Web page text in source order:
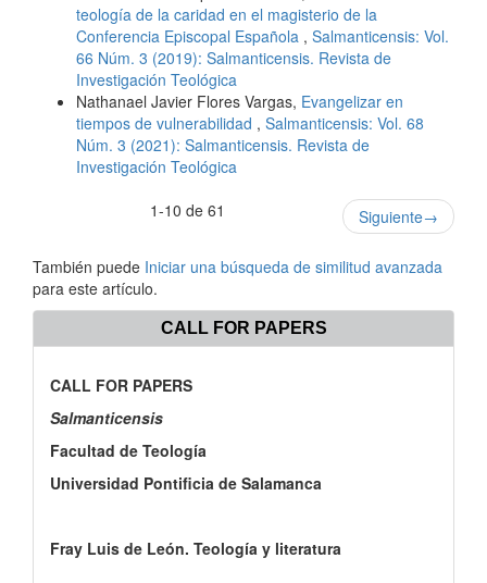
teología de la caridad en el magisterio de la
Conferencia Episcopal Española , Salmanticensis: Vol.
66 Núm. 3 (2019): Salmanticensis. Revista de
Investigación Teológica
Nathanael Javier Flores Vargas, Evangelizar en
tiempos de vulnerabilidad , Salmanticensis: Vol. 68
Núm. 3 (2021): Salmanticensis. Revista de
Investigación Teológica
1-10 de 61
Siguiente→
También puede Iniciar una búsqueda de similitud avanzada
para este artículo.
CALL FOR PAPERS
CALL FOR PAPERS
Salmanticensis
Facultad de Teología
Universidad Pontificia de Salamanca
Fray Luis de León. Teología y literatura